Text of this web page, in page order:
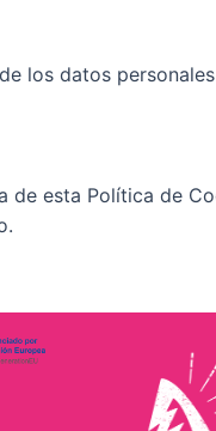
los datos
esta Política de